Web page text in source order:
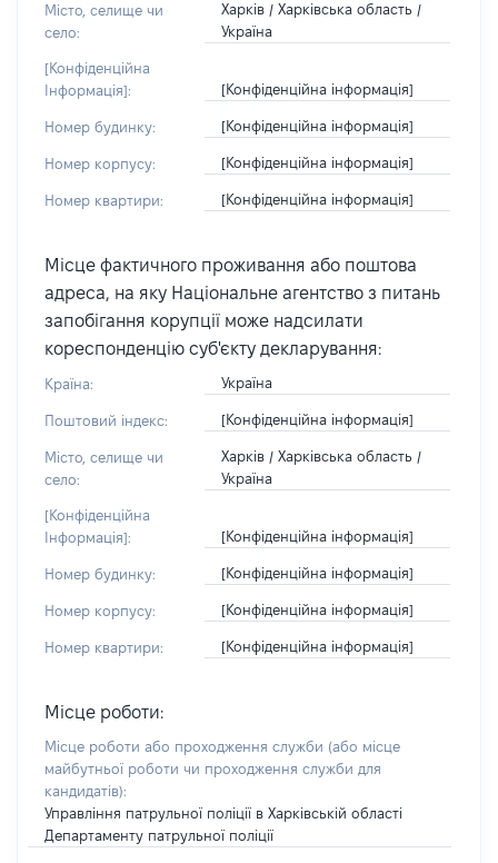
Місто, селище чи
село:
Харків / Харківська область /
Україна
[Конфіденційна
Інформація]:
[Конфіденційна інформація]
Номер будинку: [Конфіденційна інформація]
Номер корпусу: [Конфіденційна інформація]
Номер квартири: [Конфіденційна інформація]
Місце фактичного проживання або поштова
адреса, на яку Національне агентство з питань
запобігання корупції може надсилати
кореспонденцію суб'єкту декларування:
Країна: Україна
Поштовий індекс: [Конфіденційна інформація]
Місто, селище чи
село:
Харків / Харківська область /
Україна
[Конфіденційна
Інформація]:
[Конфіденційна інформація]
Номер будинку: [Конфіденційна інформація]
Номер корпусу: [Конфіденційна інформація]
Номер квартири: [Конфіденційна інформація]
Місце роботи:
Місце роботи або проходження служби (або місце
майбутньої роботи чи проходження служби для
кандидатів):
Управління патрульної поліції в Харківській області
Департаменту патрульної поліції